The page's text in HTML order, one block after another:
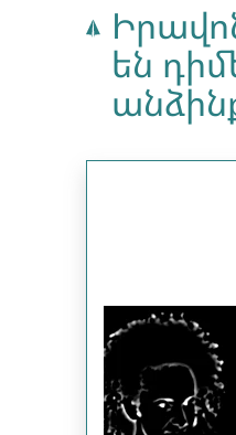
են